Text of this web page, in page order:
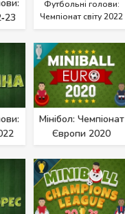
Футбольні голови:
Чемпіонат світу 2022
Мінібол: Чемпіонат
Європи 2020